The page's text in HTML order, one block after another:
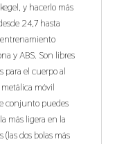
y hacerlo más
24,7 hasta
y ABS. Son libres
para el cuerpo al
móvil
conjunto puedes
más ligera en la
dos bolas más